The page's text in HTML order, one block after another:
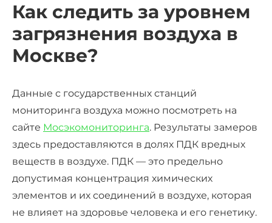
Как следить за уровнем
загрязнения воздуха в
Москве?
Данные с государственных станций
мониторинга воздуха можно посмотреть на
сайте Мосэкомониторинга. Результаты замеров
здесь предоставляются в долях ПДК вредных
веществ в воздухе. ПДК — это предельно
допустимая концентрация химических
элементов и их соединений в воздухе, которая
не влияет на здоровье человека и его генетику.